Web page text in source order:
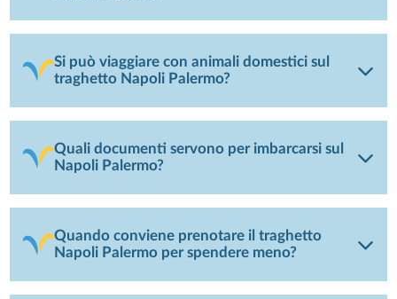
Si può viaggiare con animali domestici sul
traghetto Napoli Palermo?
Quali documenti servono per imbarcarsi sul
Napoli Palermo?
Quando conviene prenotare il traghetto
Napoli Palermo per spendere meno?